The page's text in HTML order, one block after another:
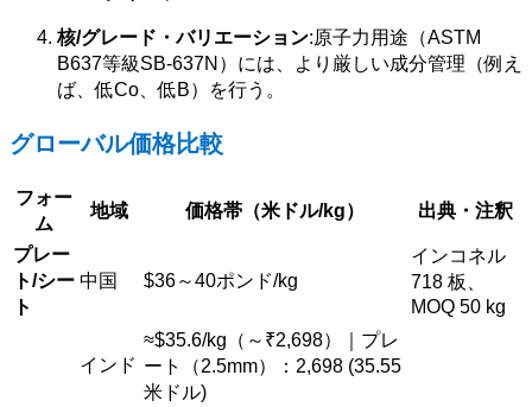
核/グレード・バリエーション:原子力用途（ASTM
B637等級SB-637N）には、より厳しい成分管理（例え
ば、低Co、低B）を行う。
グローバル価格比較
フォー
ム
地域 価格帯（米ドル/kg） 出典・注釈
プレー
ト/シー
ト
中国 $36～40ポンド/kg
インコネル
718 板、
MOQ 50 kg
インド
≈$35.6/kg（～₹2,698）｜プレ
ート（2.5mm）：2,698 (35.55
米ドル)